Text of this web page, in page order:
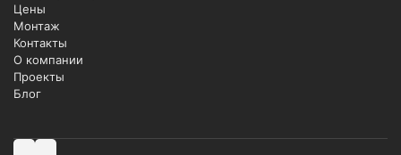
Цены
Монтаж
Контакты
О компании
Проекты
Блог